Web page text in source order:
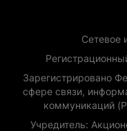
Сетевое
Зарегистрировано
сфере связи,
коммуникаций
Учредитель: